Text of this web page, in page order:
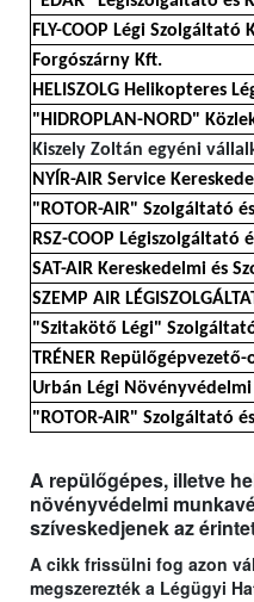
FLY-COOP Légi Szolgáltató
Forgószárny Kft.
HELISZOLG Helikopteres
"HIDROPLAN-NORD"
Kiszely Zoltán egyéni
NYÍR-AIR Service
"ROTOR-AIR" Szolgáltató
RSZ-COOP Légiszolgáltató
SAT-AIR Kereskedelmi és
SZEMP AIR
"Szitakötő Légi"
TRÉNER
Urbán Légi
"ROTOR-AIR" Szolgáltató
A repülőgépes, illetve
növényvédelmi
szíveskedjenek az
A cikk frissülni fog azon
megszerezték a Légügyi